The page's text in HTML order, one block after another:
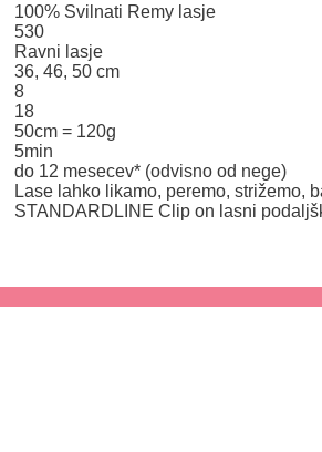
100% Svilnati Remy lasje
530
Ravni lasje
36, 46, 50 cm
8
18
50cm = 120g
5min
do 12 mesecev* (odvisno od nege)
Lase lahko likamo, peremo, strižemo,
STANDARDLINE Clip on lasni